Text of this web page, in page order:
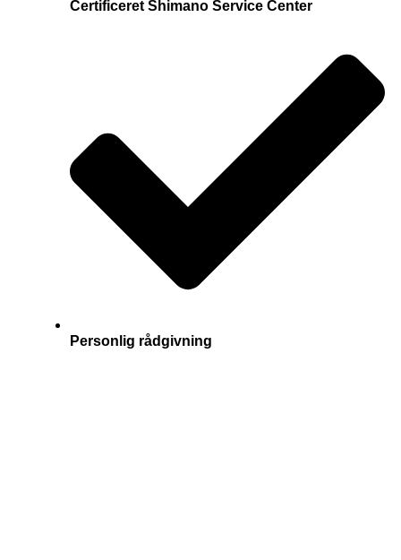
Certificeret Shimano Service Center
Personlig rådgivning